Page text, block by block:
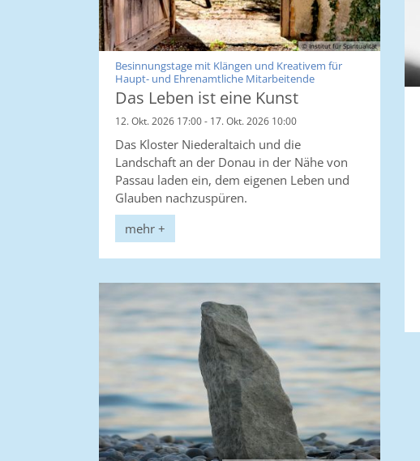
© Institut für Spiritualität
Besinnungstage mit Klängen und Kreativem für
Haupt- und Ehrenamtliche Mitarbeitende:
Das Leben ist eine Kunst
12. Okt. 2026 17:00 - 17. Okt. 2026 10:00
Das Kloster Niederaltaich und die
Landschaft an der Donau in der Nähe von
Passau laden ein, dem eigenen Leben und
Glauben nachzuspüren.
mehr +